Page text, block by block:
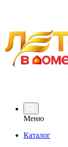
Меню
Каталог